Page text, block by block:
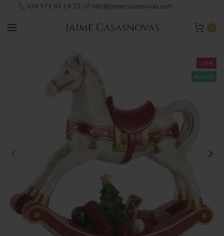
+34 971 45 14 53 | info@jaimecasasnovas.com
0
-33%
NUEVO